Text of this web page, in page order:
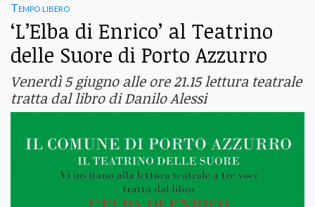
Tempo libero
‘L’Elba di Enrico’ al Teatrino
delle Suore di Porto Azzurro
Venerdì 5 giugno alle ore 21.15 lettura teatrale
tratta dal libro di Danilo Alessi